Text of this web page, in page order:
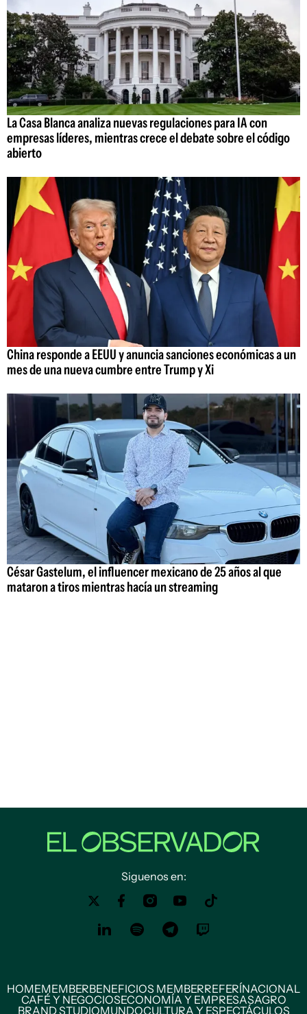
La Casa Blanca analiza nuevas regulaciones para IA con
empresas líderes, mientras crece el debate sobre el código
abierto
China responde a EEUU y anuncia sanciones económicas a un
mes de una nueva cumbre entre Trump y Xi
César Gastelum, el influencer mexicano de 25 años al que
mataron a tiros mientras hacía un streaming
Siguenos en:
HOMEMEMBERBENEFICIOS MEMBERREFERÍNACIONAL
CAFÉ Y NEGOCIOSECONOMÍA Y EMPRESASAGRO
BRAND STUDIOMUNDOCULTURA Y ESPECTÁCULOS